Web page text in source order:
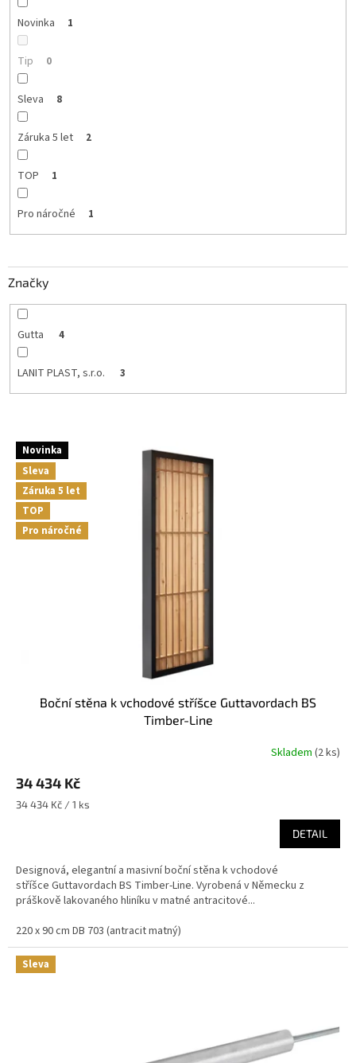
Novinka 1
Tip 0
Sleva 8
Záruka 5 let 2
TOP 1
Pro náročné 1
Značky
Gutta 4
LANIT PLAST, s.r.o. 3
V
p
Novinka
Sleva
Záruka 5 let
TOP
Pro náročné
Boční stěna k vchodové stříšce Guttavordach BS
Timber-Line
Skladem (2 ks)
34 434 Kč
Měrná
34 434 Kč / 1 ks
DETAIL
Designová, elegantní a masivní boční stěna k vchodové
stříšce Guttavordach BS Timber-Line. Vyrobená v Německu z
práškově lakovaného hliníku v matné antracitové...
220 x 90 cm DB 703 (antracit matný)
Sleva